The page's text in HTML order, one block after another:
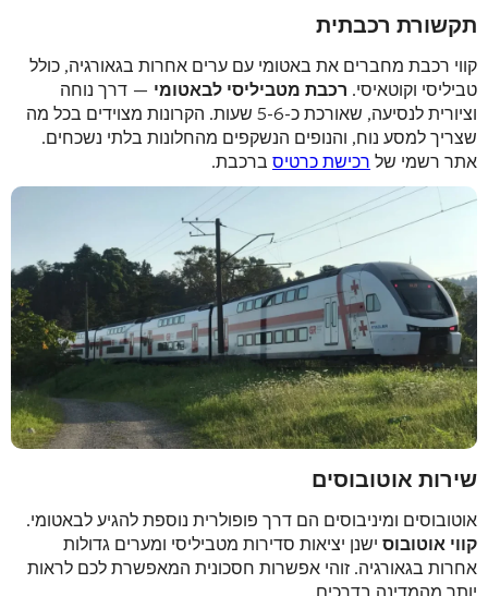
תקשורת רכבתית
קווי רכבת מחברים את באטומי עם ערים אחרות בגאורגיה, כולל
טביליסי וקוטאיסי. רכבת מטביליסי לבאטומי — דרך נוחה
וציורית לנסיעה, שאורכת כ-5-6 שעות. הקרונות מצוידים בכל מה
שצריך למסע נוח, והנופים הנשקפים מהחלונות בלתי נשכחים.
אתר רשמי של רכישת כרטיס ברכבת.
שירות אוטובוסים
אוטובוסים ומיניבוסים הם דרך פופולרית נוספת להגיע לבאטומי.
קווי אוטובוס ישנן יציאות סדירות מטביליסי ומערים גדולות
אחרות בגאורגיה. זוהי אפשרות חסכונית המאפשרת לכם לראות
יותר מהמדינה בדרכים.